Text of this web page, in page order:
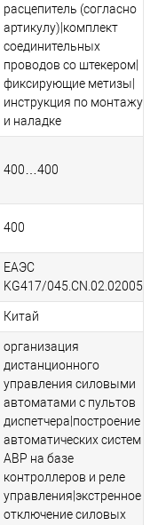
расцепитель (согласно
артикулу)|комплект
соединительных
проводов со штекером|
фиксирующие метизы|
инструкция по монтажу
и наладке
400…400
400
ЕАЭС
KG417/045.CN.02.02005
Китай
организация
дистанционного
управления силовыми
автоматами с пультов
диспетчера|построение
автоматических систем
АВР на базе
контроллеров и реле
управления|экстренное
отключение силовых